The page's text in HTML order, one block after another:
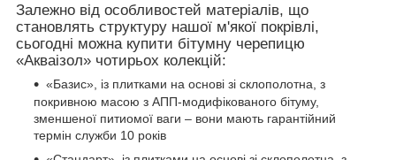
Залежно від особливостей матеріалів, що
становлять структуру нашої м'якої покрівлі,
сьогодні можна купити бітумну черепицю
«Акваізол» чотирьох колекцій:
«Базис», із плитками на основі зі склополотна, з
покривною масою з АПП-модифікованого бітуму,
зменшеної питиомої ваги – вони мають гарантійний
термін служби 10 років